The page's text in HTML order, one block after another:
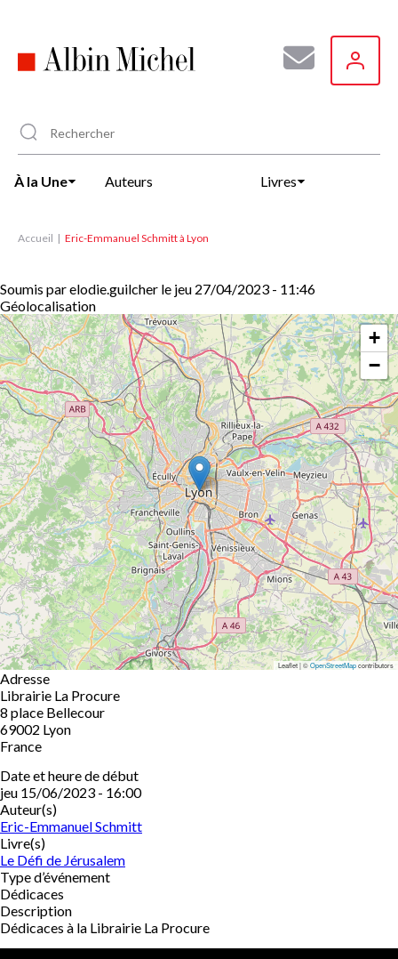
principal
À la Une Auteurs Livres
Accueil Eric-Emmanuel Schmitt à Lyon
Soumis parelodie.guilcher le jeu 27/04/2023 - 11:46
Géolocalisation
+
−
Leaflet | ©OpenStreetMapcontributors
Adresse
Librairie La Procure
8 place Bellecour
69002 Lyon
France
Date et heure de début
jeu 15/06/2023 - 16:00
Auteur(s)
Eric-Emmanuel Schmitt
Livre(s)
Le Défi de Jérusalem
Type d’événement
Dédicaces
Description
Dédicaces à la Librairie La Procure